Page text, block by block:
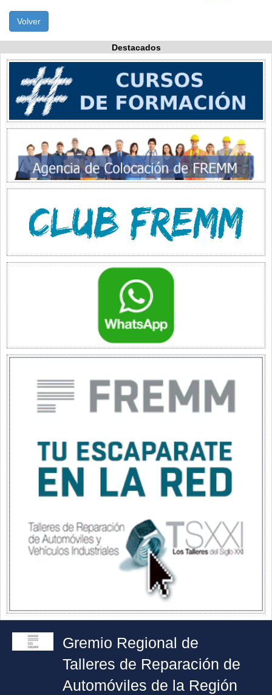
Volver
Destacados
Gremio Regional de
Talleres de Reparación de
Automóviles de la Región